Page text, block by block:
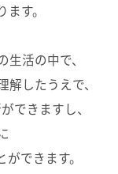
す。
活の中で、
したうえで、
できますし、
できます。